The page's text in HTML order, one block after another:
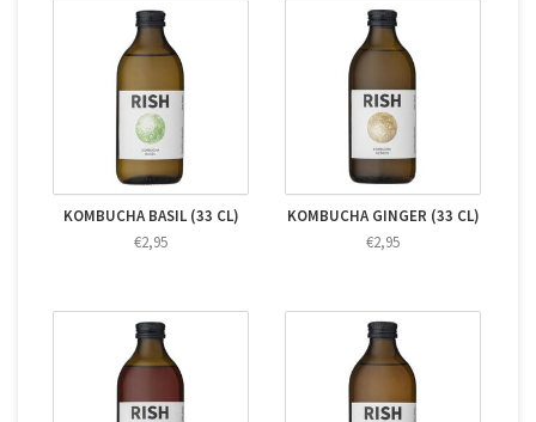
KOMBUCHA BASIL (33 CL)
€2,95
KOMBUCHA GINGER (33 CL)
€2,95